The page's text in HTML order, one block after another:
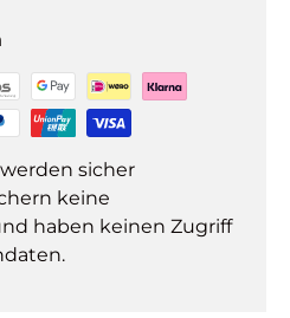
sicher
keine
haben keinen Zugriff